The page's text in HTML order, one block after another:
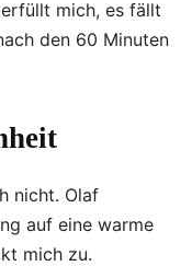
mich, es fällt
den 60 Minuten
nicht. Olaf
auf eine warme
mich zu.